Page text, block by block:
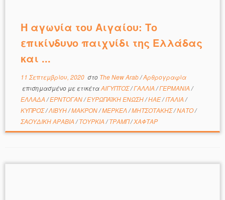
Η αγωνία του Αιγαίου: Το
επικίνδυνο παιχνίδι της Ελλάδας
και ...
11 Σεπτεμβρίου, 2020στο The New Arab/Αρθρογραφία
επισημασμένο με ετικέταΑΙΓΥΠΤΟΣ/ΓΑΛΛΙΑ /ΓΕΡΜΑΝΙΑ /
ΕΛΛΑΔΑ /ΕΡΝΤΟΓΑΝ/ΕΥΡΩΠΑΪΚΗ ΕΝΩΣΗ/ΗΑΕ/ΙΤΑΛΙΑ /
ΚΥΠΡΟΣ/ΛΙΒΥΗ/ΜΑΚΡΟΝ/ΜΕΡΚΕΛ /ΜΗΤΣΟΤΑΚΗΣ/ΝΑΤΟ/
ΣΑΟΥΔΙΚΗ ΑΡΑΒΙΑ /ΤΟΥΡΚΙΑ /ΤΡΑΜΠ/ΧΑΦΤΑΡ